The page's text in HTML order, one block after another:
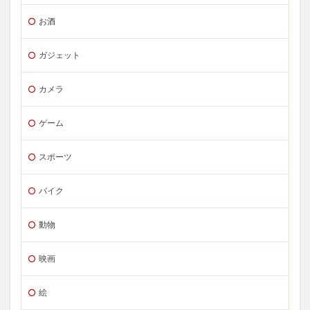
お酒
ガジェット
カメラ
ゲーム
スポーツ
バイク
動物
映画
絵